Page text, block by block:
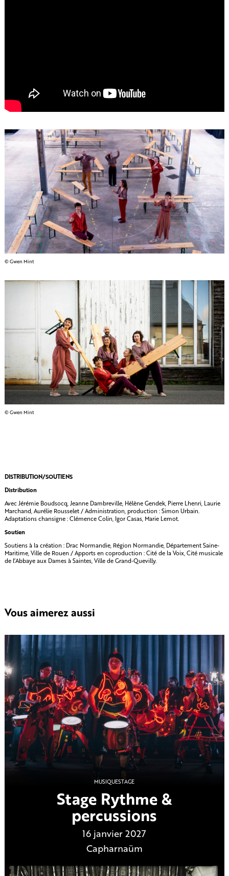
© Gwen Mint
© Gwen Mint
DISTRIBUTION/SOUTIENS
Distribution
Avec Jérémie Boudsocq, Jeanne Dambreville, Hélène Gendek, Pierre Lhenri, Laurie
Marchand, Aurélie Rousselet / Administration, production : Simon Urbain.
Adaptations chansigne : Clémence Colin, Igor Casas, Marie Lemot.
Soutien
Soutiens à la création : Drac Normandie, Région Normandie, Département Saine-
Maritime, Ville de Rouen / Apports en coproduction : Cité de la Voix, Cité musicale
de l’Abbaye aux Dames à Saintes, Ville de Grand-Quevilly.
Vous aimerez aussi
MUSIQUESTAGE
Stage Rythme &
percussions
16 janvier 2027
Capharnaüm